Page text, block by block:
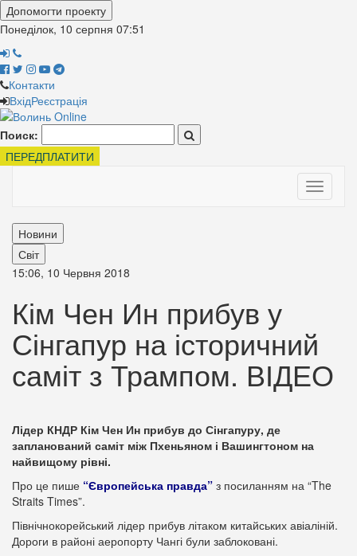
Допомогти проекту
Понеділок, 10 серпня 07:51
Контакти
ВхідРеєстрація
Поиск:
ПЕРЕДПЛАТИТИ
Toggle
Новини
Світ
15:06, 10 Червня 2018
Кім Чен Ин прибув у
Сінгапур на історичний
саміт з Трампом. ВІДЕО
Лідер КНДР Кім Чен Ин прибув до Сінгапуру, де
запланований саміт між Пхеньяном і Вашингтоном на
найвищому рівні.
Про це пише “Європейська правда” з посиланням на “The
Straits Times”.
Північнокорейський лідер прибув літаком китайських авіаліній.
Дороги в районі аеропорту Чангі були заблоковані.